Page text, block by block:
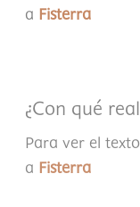
a Fisterra
¿Con qué
Para ver el
a Fisterra